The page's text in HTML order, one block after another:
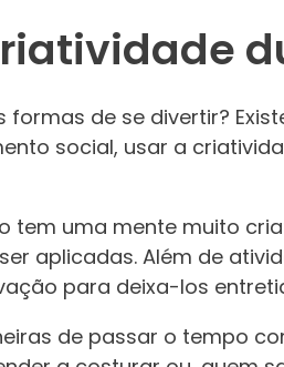
formas de se divertir?
social, usar a
tem uma mente muito
aplicadas. Além de
para deixa-los
de passar o tempo